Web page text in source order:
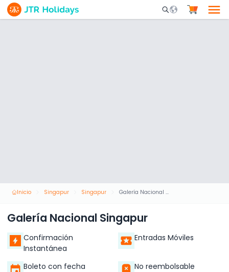
Mobile Search
Inicio Singapur Singapur Galería Nacional Singapur
Galería Nacional Singapur
Confirmación
Instantánea
Entradas Móviles
Boleto con fecha No reembolsable